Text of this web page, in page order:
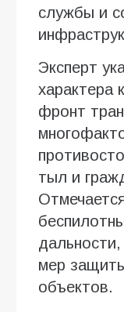
службы и
Эксперт
характера
фронт
тыл и
мер
объектов.